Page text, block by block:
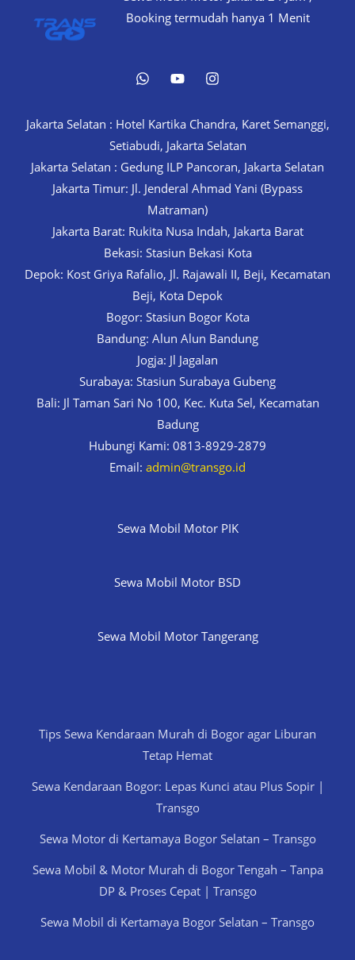
Booking termudah hanya 1 Menit
Jakarta Selatan : Hotel Kartika Chandra, Karet Semanggi,
Setiabudi, Jakarta Selatan
Jakarta Selatan : Gedung ILP Pancoran, Jakarta Selatan
Jakarta Timur: Jl. Jenderal Ahmad Yani (Bypass
Matraman)
Jakarta Barat: Rukita Nusa Indah, Jakarta Barat
Bekasi: Stasiun Bekasi Kota
Depok: Kost Griya Rafalio, Jl. Rajawali II, Beji, Kecamatan
Beji, Kota Depok
Bogor: Stasiun Bogor Kota
Bandung: Alun Alun Bandung
Jogja: Jl Jagalan
Surabaya: Stasiun Surabaya Gubeng
Bali: Jl Taman Sari No 100, Kec. Kuta Sel, Kecamatan
Badung
Hubungi Kami: 0813-8929-2879
Email: admin@transgo.id
Sewa Mobil Motor PIK
Sewa Mobil Motor BSD
Sewa Mobil Motor Tangerang
Tips Sewa Kendaraan Murah di Bogor agar Liburan
Tetap Hemat
Sewa Kendaraan Bogor: Lepas Kunci atau Plus Sopir |
Transgo
Sewa Motor di Kertamaya Bogor Selatan – Transgo
Sewa Mobil & Motor Murah di Bogor Tengah – Tanpa
DP & Proses Cepat | Transgo
Sewa Mobil di Kertamaya Bogor Selatan – Transgo